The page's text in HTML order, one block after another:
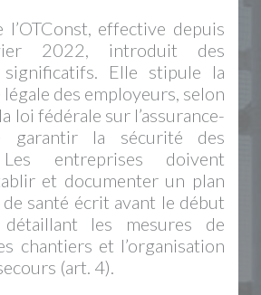
l’OTConst, effective depuis
2022, introduit des
significatifs. Elle stipule la
des employeurs, selon
loi fédérale sur l’assurance-
garantir la sécurité des
entreprises doivent
et documenter un plan
santé écrit avant le début
les mesures de
chantiers et l’organisation
(art. 4).